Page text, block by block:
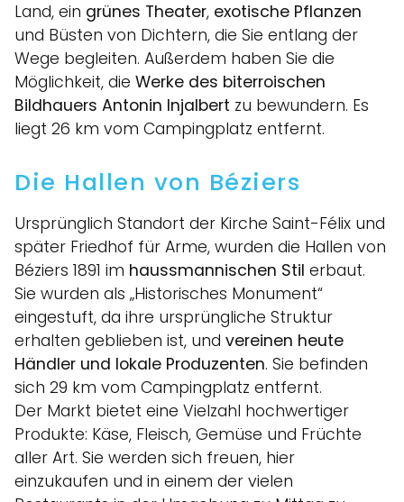
Land, ein grünes Theater, exotische Pflanzen
und Büsten von Dichtern, die Sie entlang der
Wege begleiten. Außerdem haben Sie die
Möglichkeit, die Werke des biterroischen
Bildhauers Antonin Injalbert zu bewundern. Es
liegt 26 km vom Campingplatz entfernt.
Die Hallen von Béziers
Ursprünglich Standort der Kirche Saint-Félix und
später Friedhof für Arme, wurden die Hallen von
Béziers 1891 im haussmannischen Stil erbaut.
Sie wurden als „Historisches Monument“
eingestuft, da ihre ursprüngliche Struktur
erhalten geblieben ist, und vereinen heute
Händler und lokale Produzenten. Sie befinden
sich 29 km vom Campingplatz entfernt.
Der Markt bietet eine Vielzahl hochwertiger
Produkte: Käse, Fleisch, Gemüse und Früchte
aller Art. Sie werden sich freuen, hier
einzukaufen und in einem der vielen